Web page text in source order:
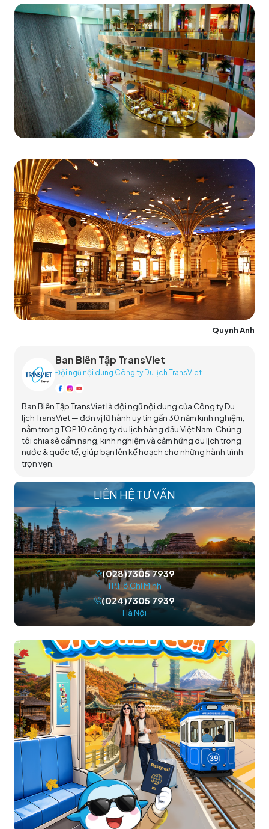
Quynh Anh
Ban Biên Tập TransViet
Đội ngũ nội dung Công ty Du lịch TransViet
Ban Biên Tập TransViet là đội ngũ nội dung của Công ty Du
lịch TransViet — đơn vị lữ hành uy tín gần 30 năm kinh nghiệm,
nằm trong TOP 10 công ty du lịch hàng đầu Việt Nam. Chúng
tôi chia sẻ cẩm nang, kinh nghiệm và cảm hứng du lịch trong
nước & quốc tế, giúp bạn lên kế hoạch cho những hành trình
trọn vẹn.
LIÊN HỆ TƯ VẤN
(028)7305 7939
TP.Hồ Chí Minh
(024)7305 7939
Hà Nội